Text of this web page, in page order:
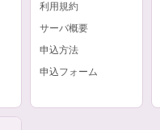
利用規約
サーバ概要
申込方法
申込フォーム